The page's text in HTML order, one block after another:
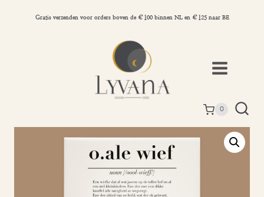
Gratis verzenden voor orders boven de €100 binnen NL en €125 naar BE
0